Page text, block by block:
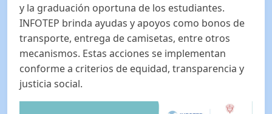
y la graduación oportuna de los estudiantes.
INFOTEP brinda ayudas y apoyos como bonos de
transporte, entrega de camisetas, entre otros
mecanismos. Estas acciones se implementan
conforme a criterios de equidad, transparencia y
justicia social.